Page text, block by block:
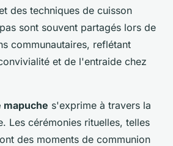
des techniques de cuisson
sont souvent partagés lors de
communautaires, reflétant
et de l'entraide chez
mapuche s'exprime à travers la
Les cérémonies rituelles, telles
des moments de communion